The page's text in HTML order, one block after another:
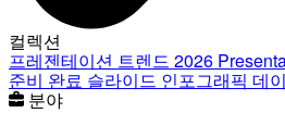
컬렉션
프레젠테이션 트렌드 2026
준비 완료 슬라이드 인포그래픽 데
분야